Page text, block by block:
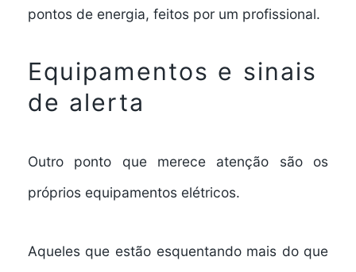
pontos de energia, feitos por um profissional.
Equipamentos e sinais
de alerta
Outro ponto que merece atenção são os
próprios equipamentos elétricos.
Aqueles que estão esquentando mais do que